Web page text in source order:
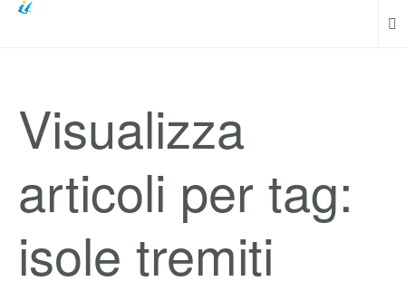
Visualizza
articoli per tag:
isole tremiti